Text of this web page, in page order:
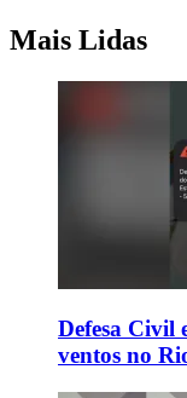
Mais Lidas
Defesa Civil
ventos no